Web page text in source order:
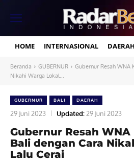
HOME INTERNASIONAL DAERAH
Beranda GUBERNUR
Gubernur Resah WNA
Nikahi Warga Lokal...
GUBERNUR BALI DAERAH
29 Juni 2023 Updated: 29 Juni 2023
Gubernur Resah
Bali dengan Cara
Lalu Cerai